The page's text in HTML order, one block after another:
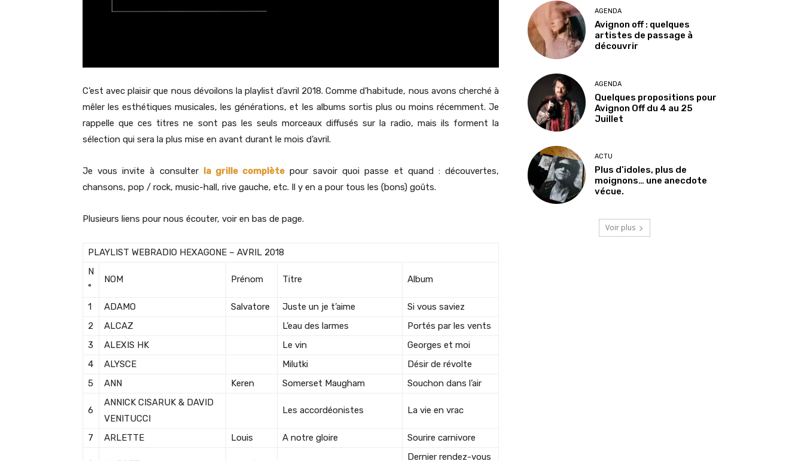
C’est avec plaisir que nous dévoilons la playlist d’avril 2018. Comme d’habitude, nous avons cherché à
mêler les esthétiques musicales, les générations, et les albums sortis plus ou moins récemment. Je
rappelle que ces titres ne sont pas les seuls morceaux diffusés sur la radio, mais ils forment la
sélection qui sera la plus mise en avant durant le mois d’avril.
Je vous invite à consulter la grille complètepour savoir quoi passe et quand : découvertes,
chansons, pop / rock, music-hall, rive gauche, etc. Il y en a pour tous les (bons) goûts.
Plusieurs liens pour nous écouter, voir en bas de page.
PLAYLIST WEBRADIO HEXAGONE – AVRIL 2018
N
°
NOM Prénom Titre Album
1 ADAMO Salvatore Juste un je t’aime
Si vous saviez
2
ALCAZ L’eau des larmes
Portés par les vents
3
ALEXIS HK Le vin
Georges et moi
4
ALYSCE Milutki
Désir de révolte
5
ANN Keren Somerset Maugham Souchon dans l’air
6
ANNICK CISARUK & DAVID
VENITUCCI
Les accordéonistes La vie en vrac
7 ARLETTE Louis A notre gloire Sourire carnivore
Dernier rendez-vous
AGENDA
Avignon off : quelques
artistes de passage à
découvrir
AGENDA
Quelques propositions pour
Avignon Off du 4 au 25
Juillet
ACTU
Plus d’idoles, plus de
moignons… une anecdote
vécue.
Voir plus